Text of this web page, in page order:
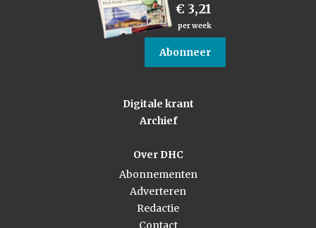
€ 3,21
per week
Abonneer
Digitale krant
Archief
Over DHC
Abonnementen
Adverteren
Redactie
Contact